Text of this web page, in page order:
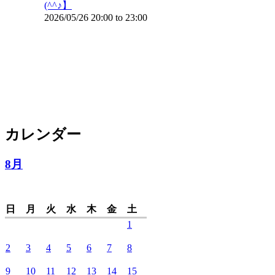
(^^♪】
2026/05/26 20:00 to 23:00
カレンダー
8月
日 月 火 水 木 金
土
1
2 3 4 5 6 7 8
9 10 11 12 13 14 15